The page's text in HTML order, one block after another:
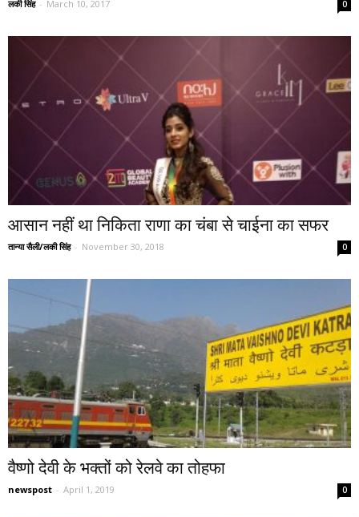
लकी सिंह - March 10, 2017 0
आसान नहीं था निकिता राणा का चंबा से चाईना का सफर
तान्या सैली/लकी सिंह - November 30, 2018 0
वैष्णो देवी के भक्तों को रेलवे का तोहफा
newspost - April 1, 2019 0